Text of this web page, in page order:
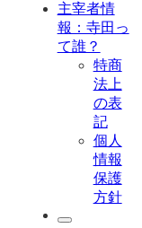
主宰者情
報：寺田っ
て誰？
特商
法上
の表
記
個人
情報
保護
方針